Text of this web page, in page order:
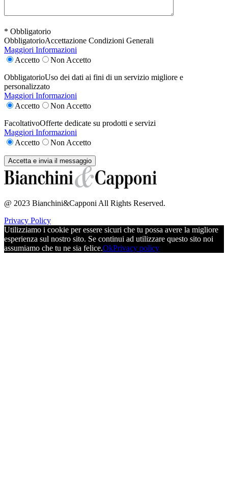
* Obbligatorio
ObbligatorioAccettazione Condizioni Generali
Maggiori Informazioni
Accetto
Non Accetto
ObbligatorioUso dei dati ai fini di un servizio migliore e
personalizzato
Maggiori Informazioni
Accetto
Non Accetto
FacoltativoOfferte dedicate su prodotti e servizi
Maggiori Informazioni
Accetto
Non Accetto
@ 2023 Bianchini&Capponi All Rights Reserved.
Privacy Policy
Utilizziamo i cookie per essere sicuri che tu possa avere la migliore
esperienza sul nostro sito. Se continui ad utilizzare questo sito noi
assumiamo che tu ne sia felice.OkPrivacy policy